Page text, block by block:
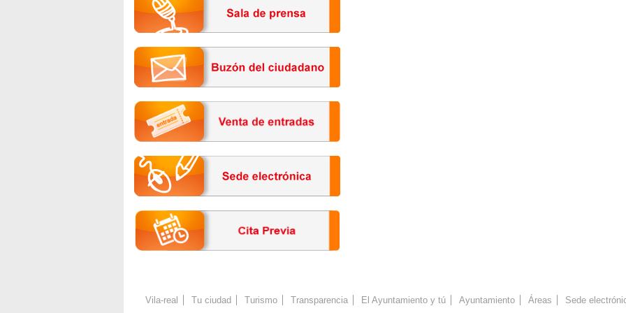
Vila-real Tu ciudad Turismo Transparencia El Ayuntamiento y tú Ayuntamiento Áreas Sede